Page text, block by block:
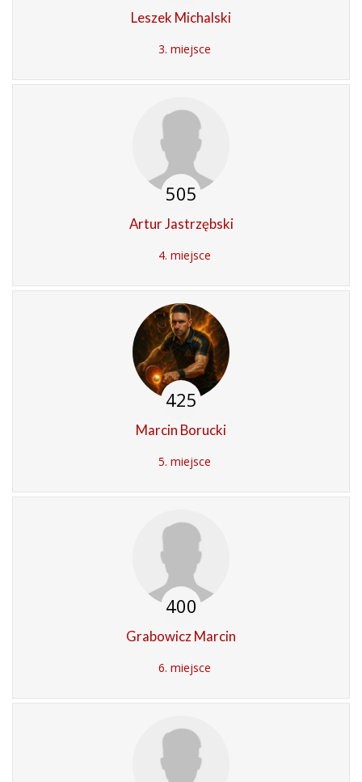
Leszek Michalski
3. miejsce
505
Artur Jastrzębski
4. miejsce
425
Marcin Borucki
5. miejsce
400
Grabowicz Marcin
6. miejsce